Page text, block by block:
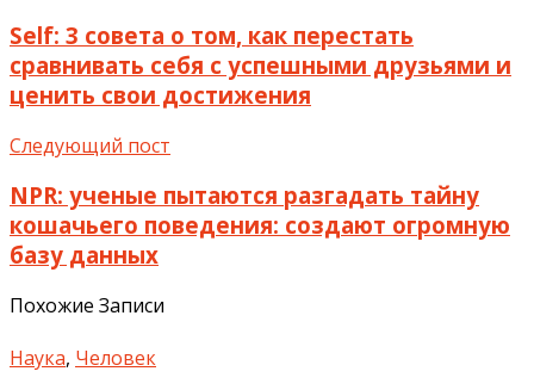
Self: 3 совета о том, как перестать
сравнивать себя с успешными друзьями и
ценить свои достижения
Следующий пост
NPR: ученые пытаются разгадать тайну
кошачьего поведения: создают огромную
базу данных
Похожие Записи
Наука, Человек